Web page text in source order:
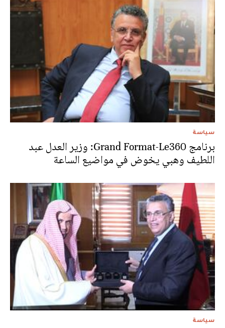
سياسة
برنامج Grand Format-Le360: وزير العدل عبد
اللطيف وهبي يخوض في مواضيع الساعة
سياسة